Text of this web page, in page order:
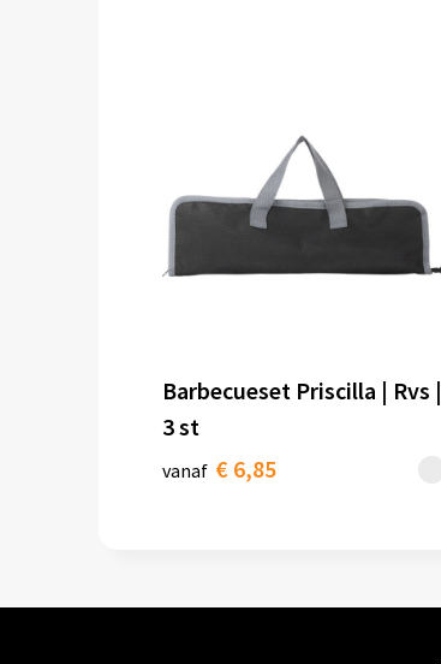
Barbecueset Priscilla | Rvs |
3 st
vanaf € 6,85